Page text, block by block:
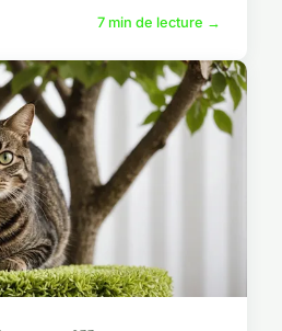
7 min de lecture →